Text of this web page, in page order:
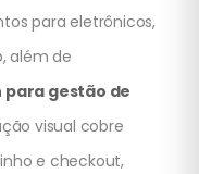
para eletrônicos,
além de
gestão de
visual cobre
e checkout,